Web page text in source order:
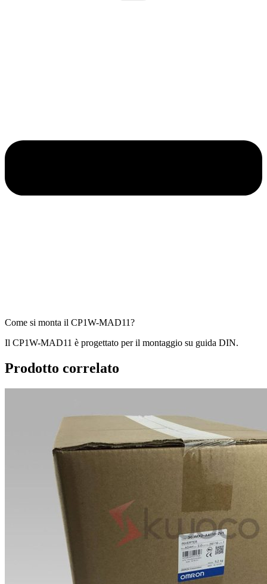
Come si monta il CP1W-MAD11?
Il CP1W-MAD11 è progettato per il montaggio su guida DIN.
Prodotto correlato